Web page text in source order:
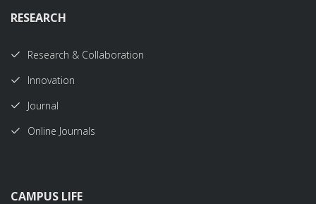
RESEARCH
Research & Collaboration
Innovation
Journal
Online Journals
CAMPUS LIFE